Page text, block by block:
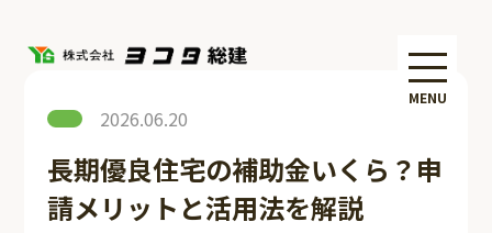
MENU
2026.06.20
長期優良住宅の補助金いくら？申
請メリットと活用法を解説